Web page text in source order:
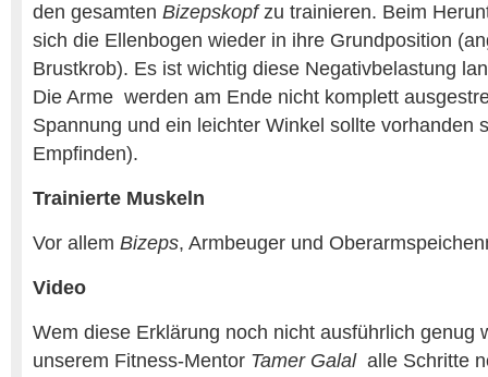
den gesamten Bizepskopfzu trainieren. Beim
sich die Ellenbogen wieder in ihre Grundposition
Brustkrob). Es ist wichtig diese Negativbelastung
Die Arme werden am Ende nicht komplett
Spannung und ein leichter Winkel sollte vorhanden
Empfinden).
Trainierte Muskeln
Vor allem Bizeps, Armbeuger und
Video
Wem diese Erklärung noch nicht ausführlich genug
unserem Fitness-Mentor Tamer Galalalle Schritte